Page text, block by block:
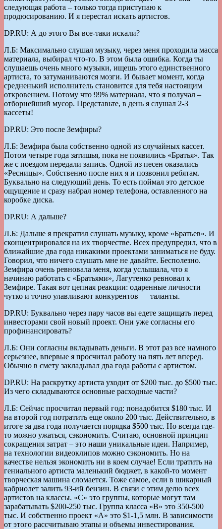
следующая работа – только тогда приступаю к
продюсированию. И я перестал искать артистов.
DP.RU: А до этого Вы все-таки искали?
Л.Б: Максимально слушал музыку, через меня проходила масса
материала, выбирал что-то. В этом была ошибка. Когда ты
слушаешь очень много музыки, ищешь этого единственного
артиста, то затуманиваются мозги. И бывает момент, когда
средненький исполнитель становится для тебя настоящим
откровением. Потому что 99% материала, что я получал –
отборнейший мусор. Представьте, в день я слушал 2-3
кассеты!
DP.RU: Это после Земфиры?
Л.Б: Земфира была собственно одной из случайных кассет.
Потом четыре года затишья, пока не появились «Братья». Так
же с поездом передали запись. Одной из песен оказались
«Ресницы». Собственно после них я и позвонил ребятам.
Буквально на следующий день. То есть поймал это детское
ощущение и сразу набрал номер телефона, оставленного на
коробке диска.
DP.RU: А дальше?
Л.Б: Дальше я прекратил слушать музыку, кроме «Братьев». И
сконцентрировался на их творчестве. Всех предупредил, что в
ближайшие два года никакими проектами заниматься не буду.
Говорил, что ничего слушать мне не давайте. Бесполезно.
Земфира очень ревновала меня, когда услышала, что я
начинаю работать с «Братьями», Лагутенко ревновал к
Земфире. Такая вот цепная реакции: одаренные личности
чутко и точно улавливают конкурентов — таланты.
DP.RU: Буквально через пару часов вы едете защищать перед
инвесторами свой новый проект. Они уже согласны его
профинансировать?
Л.Б: Они согласны вкладывать деньги. В этот раз все намного
серьезнее, впервые я просчитал работу на пять лет вперед.
Обычно в смету закладывал два года работы с артистом.
DP.RU: На раскрутку артиста уходит от $200 тыс. до $500 тыс.
Из чего складываются основные расходные части?
Л.Б: Сейчас просчитал первый год: понадобится $180 тыс. И
на второй год потратить еще около 200 тыс. Действительно, в
итоге за два года получается порядка $500 тыс. Но всегда где-
то можно ужаться, сэкономить. Считаю, основной принцип
сокращения затрат – это наши уникальные идеи. Например,
на технологии видеоклипов можно сэкономить. Но на
качестве нельзя экономить ни в коем случае! Если тратить на
гениального артиста маленький бюджет, в какой-то момент
творческая машина сломается. Тоже самое, если в шикарный
кабриолет залить 93-ий бензин. В связи с этим делю всех
артистов на классы. «С» это группы, которые могут там
зарабатывать $200-250 тыс. Группа класса «B» это 350-500
тыс. И собственно проект «А» это $1-1,5 млн. В зависимости
от этого рассчитываю этапы и объемы инвестирования.